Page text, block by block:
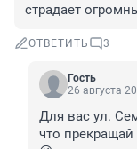
страдает
ОТВЕТИТЬ 3
Гость
26 августа
Для вас ул.
что прекращай